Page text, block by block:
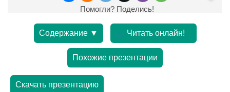
Помогли? Поделись!
Содержание ▼ Читать онлайн!
Похожие презентации
Скачать презентацию